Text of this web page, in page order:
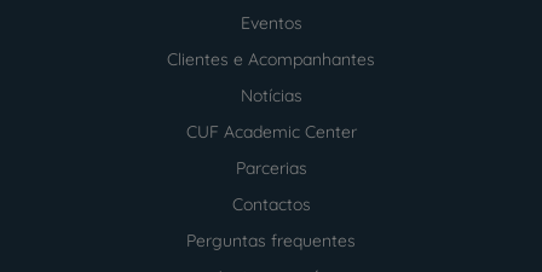
Eventos
Clientes e Acompanhantes
Notícias
CUF Academic Center
Parcerias
Contactos
Perguntas frequentes